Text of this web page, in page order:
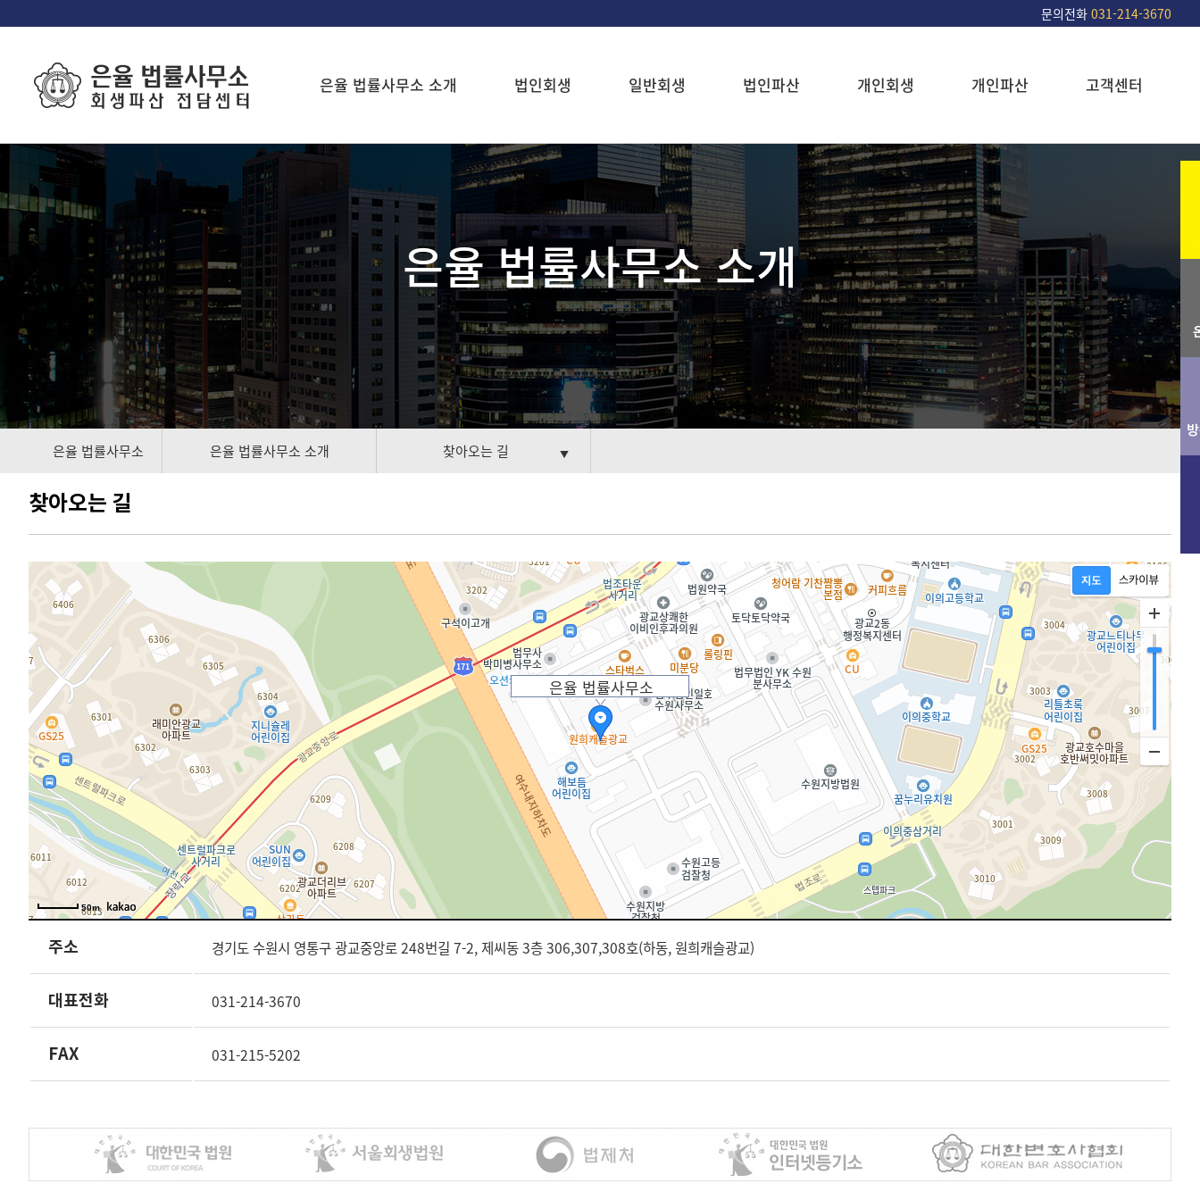
문의전화 031-214-3670
은율 법률사무소 소개 법인회생 일반회생 법인파산 개인회생 개인파산 고객센터
은율 법률사무소 소개
은율 법률사무소 은율 법률사무소 소개 찾아오는 길 ▼
찾아오는 길
은율 법률사무소
50m
주소 경기도 수원시 영통구 광교중앙로 248번길 7-2, 제씨동 3층 306,307,308호(하동, 원희캐슬광교)
대표전화 031-214-3670
FAX 031-215-5202